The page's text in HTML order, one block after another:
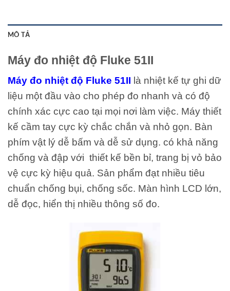
MÔ TẢ
Máy đo nhiệt độ Fluke 51II
Máy đo nhiệt độ Fluke 51II là nhiệt kế tự ghi dữ
liệu một đầu vào cho phép đo nhanh và có độ
chính xác cực cao tại mọi nơi làm việc. Máy thiết
kế cầm tay cực kỳ chắc chắn và nhỏ gọn. Bàn
phím vật lý dễ bấm và dễ sử dụng. có khả năng
chống và đập với thiết kế bền bỉ, trang bị vỏ bảo
vệ cực kỳ hiệu quả. Sản phẩm đạt nhiều tiêu
chuẩn chống bụi, chống sốc. Màn hình LCD lớn,
dễ đọc, hiển thị nhiều thông số đo.